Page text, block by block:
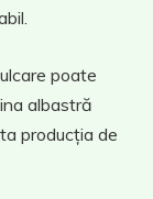
poate
albastră
producția de